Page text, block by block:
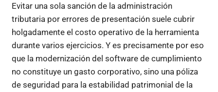
Evitar una sola sanción de la administración
tributaria por errores de presentación suele cubrir
holgadamente el costo operativo de la herramienta
durante varios ejercicios. Y es precisamente por eso
que la modernización del software de cumplimiento
no constituye un gasto corporativo, sino una póliza
de seguridad para la estabilidad patrimonial de la